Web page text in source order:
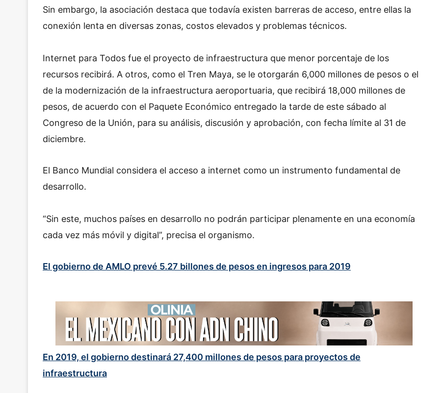
Sin embargo, la asociación destaca que todavía existen barreras de acceso, entre ellas la
conexión lenta en diversas zonas, costos elevados y problemas técnicos.
Internet para Todos fue el proyecto de infraestructura que menor porcentaje de los
recursos recibirá. A otros, como el Tren Maya, se le otorgarán 6,000 millones de pesos o el
de la modernización de la infraestructura aeroportuaria, que recibirá 18,000 millones de
pesos, de acuerdo con el Paquete Económico entregado la tarde de este sábado al
Congreso de la Unión, para su análisis, discusión y aprobación, con fecha límite al 31 de
diciembre.
El Banco Mundial considera el acceso a internet como un instrumento fundamental de
desarrollo.
“Sin este, muchos países en desarrollo no podrán participar plenamente en una economía
cada vez más móvil y digital”, precisa el organismo.
El gobierno de AMLO prevé 5.27 billones de pesos en ingresos para 2019
En 2019, el gobierno destinará 27,400 millones de pesos para proyectos de
infraestructura